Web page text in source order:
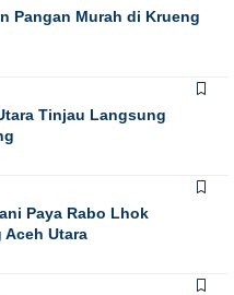
Pangan Murah di Krueng
Tinjau Langsung
Paya Rabo Lhok
Aceh Utara